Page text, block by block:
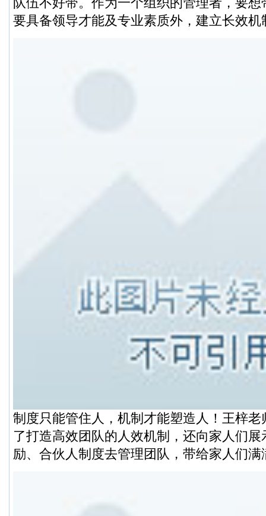
要具备领导才能及专业素质外，建立长效
制度只能管住人，机制才能塑造人！王梓
了打造高效团队的人效机制，还向家人们
励、合伙人制度去管理团队，带给家人们